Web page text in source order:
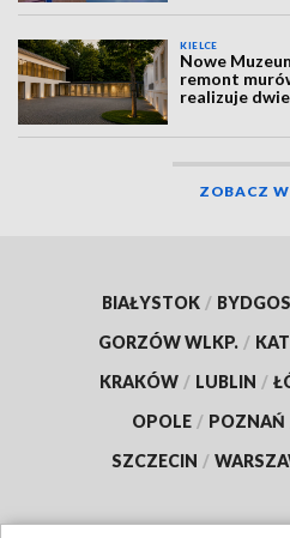
KIELCE
Nowe
remont
realizuje
ZOBACZ
BIAŁYSTOK /
GORZÓW WLKP. /
KRAKÓW / LUBLIN /
OPOLE / POZNAŃ
SZCZECIN /